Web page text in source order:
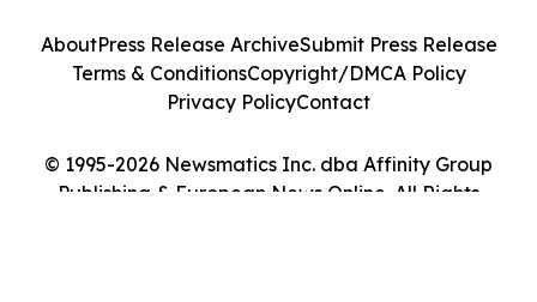
© 1995-2026 Newsmatics Inc. dba Affinity Group
Publishing & European News Online. All Rights
AboutPress Release ArchiveSubmit Press Release
Terms & ConditionsCopyright/DMCA Policy
Privacy PolicyContact